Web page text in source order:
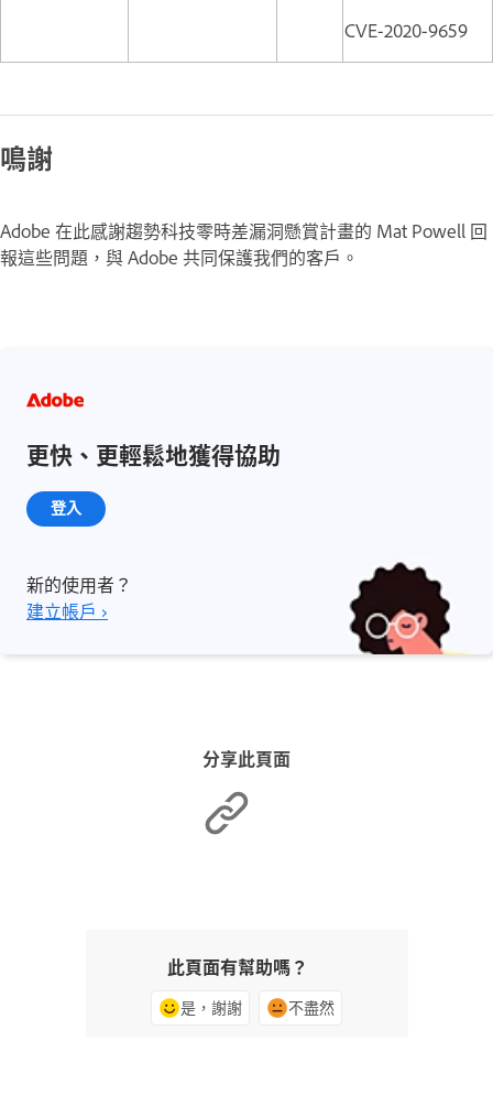
CVE-2020-9659
鳴謝
Adobe 在此感謝趨勢科技零時差漏洞懸賞計畫的 Mat Powell 回
報這些問題，與 Adobe 共同保護我們的客戶。
更快、更輕鬆地獲得協助
登入
新的使用者？
建立帳戶 ›
分享此頁面
此頁面有幫助嗎？
是，謝謝 不盡然